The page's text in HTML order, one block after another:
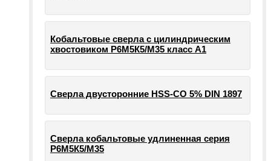
Кобальтовые сверла с цилиндрическим
хвостовиком Р6М5К5/М35 класс А1
Сверла двусторонние HSS-CO 5% DIN 1897
Сверла кобальтовые удлиненная серия
Р6М5К5/М35